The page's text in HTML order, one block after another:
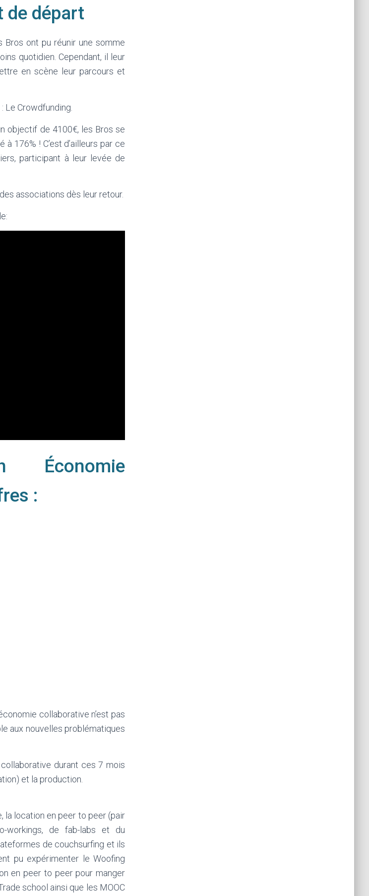
de départ
Bros ont pu réunir une somme
quotidien. Cependant, il leur
en scène leur parcours et
Le Crowdfunding.
objectif de 4100€, les Bros se
176% ! C’est d’ailleurs par ce
participant à leur levée de
associations dès leur retour.
:
collaborative n’est pas
aux nouvelles problématiques
durant ces 7 mois
et la production.
la location en peer to peer (pair
workings, de fab-labs et du
de couchsurfing et ils
pu expérimenter le Woofing
en peer to peer pour manger
school ainsi que les MOOC